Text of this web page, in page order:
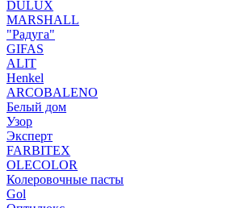
DULUX
MARSHALL
"Радуга"
GIFAS
ALIT
Henkel
ARCOBALENO
Белый дом
Узор
Эксперт
FARBITEX
OLECOLOR
Колеровочные пасты
Gol